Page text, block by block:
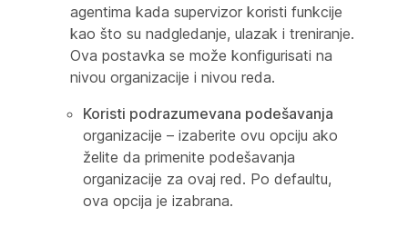
agentima kada supervizor koristi funkcije
kao što su nadgledanje, ulazak i treniranje.
Ova postavka se može konfigurisati na
nivou organizacije i nivou reda.
Koristi podrazumevana podešavanja
organizacije – izaberite ovu opciju ako
želite da primenite podešavanja
organizacije za ovaj red. Po defaultu,
ova opcija je izabrana.